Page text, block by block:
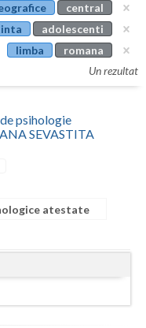
central
adolescenti
limba
romana
Un rezultat
psihologie
SEVASTITA
atestate